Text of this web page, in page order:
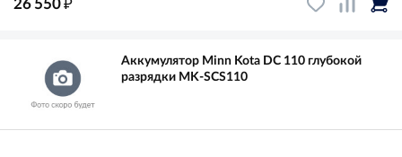
26 550
Аккумулятор Minn Kota DC 110 глубокой
разрядки MK-SCS110